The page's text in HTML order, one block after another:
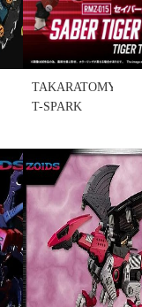
TAKARATOMY
T-SPARK
RMZ-015 劍
齒虎 黑裝版
(不挑盒況)
(售完缺貨...
售價:0